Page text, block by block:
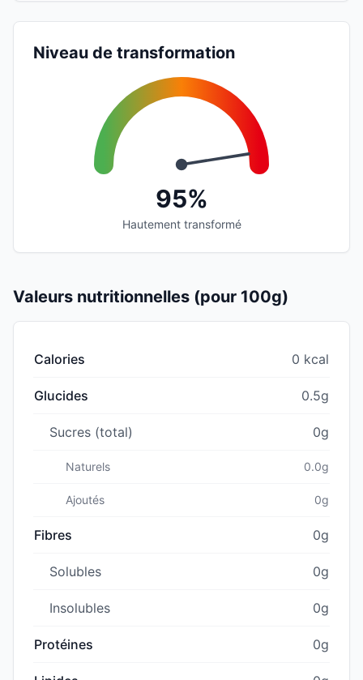
Niveau de transformation
95%
Hautement transformé
Valeurs nutritionnelles (pour 100g)
Calories 0 kcal
Glucides 0.5g
Sucres (total) 0g
Naturels 0.0g
Ajoutés 0g
Fibres 0g
Solubles 0g
Insolubles 0g
Protéines 0g